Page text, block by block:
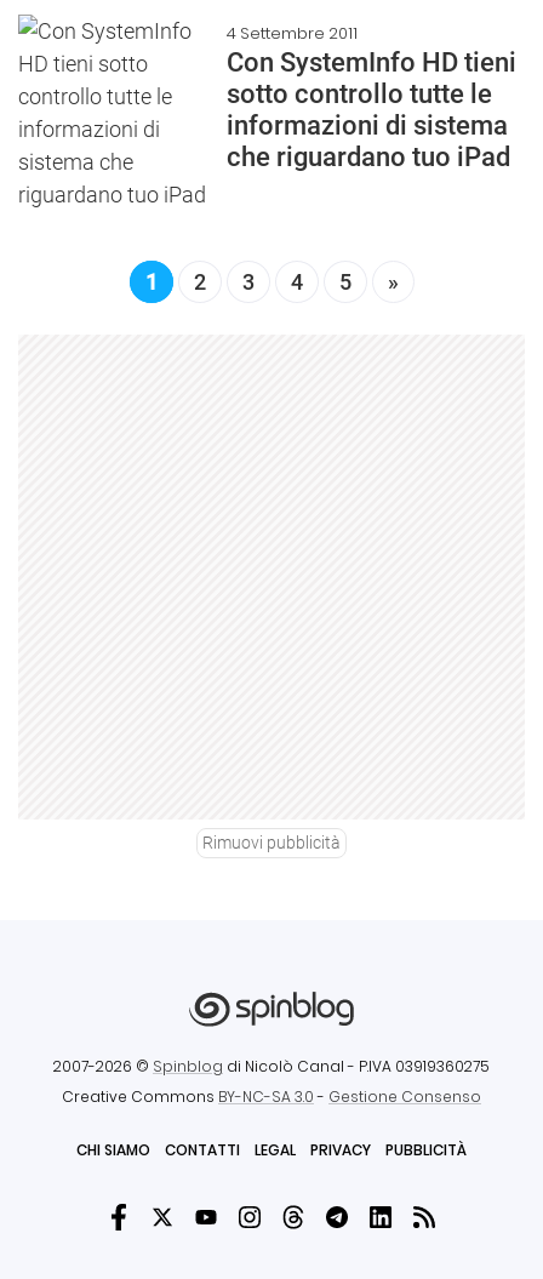
4 Settembre 2011
Con SystemInfo HD tieni
sotto controllo tutte le
informazioni di sistema
che riguardano tuo iPad
1 2 3 4 5 »
Rimuovi pubblicità
2007-2026 © Spinblog di Nicolò Canal - P.IVA 03919360275
Creative Commons BY-NC-SA 3.0- Gestione Consenso
CHI SIAMO CONTATTI LEGAL PRIVACY PUBBLICITÀ